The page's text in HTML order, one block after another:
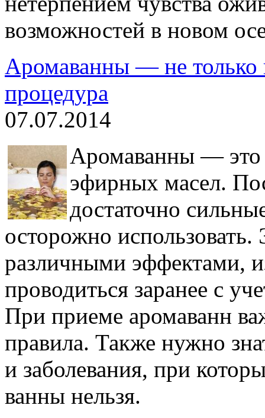
возможностей в новом
Аромаванны — не только
процедура
07.07.2014
Аромаванны — это
эфирных масел.
достаточно
осторожно
различными эффектами,
проводиться заранее с
При приеме аромаванн
правила. Также нужно
и заболевания, при
ванны нельзя.